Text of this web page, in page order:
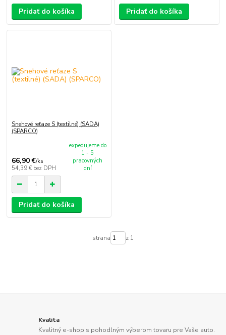
Pridať do košíka Pridať do košíka
Snehové reťaze S (textilné) (SADA)
(SPARCO)
66,90 €/ks
54,39 € bez DPH
expedujeme do
1 - 5
pracovných
dní
Pridať do košíka
strana z 1
Kvalita
Kvalitný e-shop s pohodlným výberom tovaru pre Vaše auto.